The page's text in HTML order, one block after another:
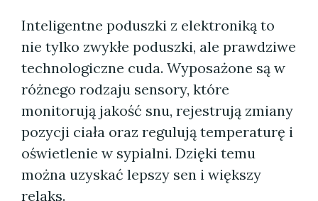
Inteligentne poduszki z elektroniką to
nie tylko zwykłe poduszki, ale prawdziwe
technologiczne cuda. Wyposażone są w
różnego rodzaju sensory, które
monitorują jakość snu, rejestrują zmiany
pozycji ciała oraz regulują temperaturę i
oświetlenie w sypialni. Dzięki temu
można uzyskać lepszy sen i większy
relaks.